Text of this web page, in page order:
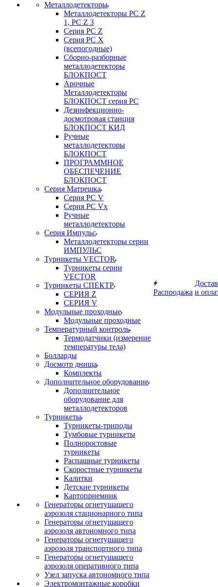
Металлодетекторы
Металлодетекторы РС Z
1, PC Z 3
Серия РС Z
Серия РС X
(всепогодные)
Сборно-разборные
металлодетекторы
БЛОКПОСТ
Арочные
Металлодетекторы
БЛОКПОСТ серия РС
Дезинфекционно-
досмотровая станция
БЛОКПОСТ КИД
Ручные
металлодетекторы
БЛОКПОСТ
ПРОГРАММНОЕ
ОБЕСПЕЧЕНИЕ
БЛОКПОСТ
Серия Матрешка
Серия PC V
Серия PC Vx
Ручные
металлодетекторы
Серия Импульс
Металлодетекторы серии
ИМПУЛЬС
Турникеты VECTOR
Турникеты серии
VECTOR
Турникеты СПЕКТР
СЕРИЯ Z
СЕРИЯ V
Модульные проходные
Модульные проходные
Температурный контроль
Термодатчики (измерение
температуры тела)
Болларды
Досмотр днища
Комплекты
Дополнительное оборудование
Дополнительное
оборудование для
металлодетекторов
Турникеты
Турникеты-триподы
Тумбовые турникеты
Полноростовые
турникеты
Распашные турникеты
Скоростные турникеты
Калитки
Детские турникеты
Картоприемник
Генераторы огнетушащего
аэрозоля стационарного типа
Генераторы огнетушащего
аэрозоля автономного типа
Генераторы огнетушащего
аэрозоля транспортного типа
Генераторы огнетушащего
аэрозоля оперативного типа
Узел запуска автономного типа
Электромонтажные коробки
Распродажа и